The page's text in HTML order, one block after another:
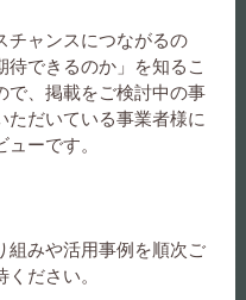
、
心としたブランド運営と
販売視点を踏まえた商
す。パンプス、カジュア
商品企画から携わり、
づくりを行っています。
密に連携し、品質管理ま
ットから量産まで対応
チャンスにつながるの
できるのか」を知るこ
で、掲載をご検討中の事
ただいている事業者様に
ーです。
組みや活用事例を順次ご
ださい。